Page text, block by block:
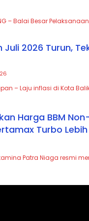
– Balai Besar
Juli 2026 Turun,
– Laju inflasi di Kota
Harga BBM
Turbo
Patra Niaga resmi